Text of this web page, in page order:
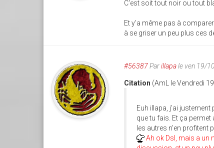
C'est soit tout noir ou tout
Et y'a même pas à
à se griser un peu plus ces
#56387Parillapale ven 19/
Citation (AmL le Vendredi
Euh illapa, j'ai
que tu fais. Et ça
les autres n'en profitent
Ah ok Dsl, mais a un